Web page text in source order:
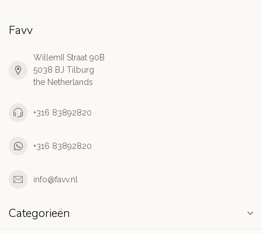
Favv
WillemII Straat 90B
5038 BJ Tilburg
the Netherlands
+316 83892820
+316 83892820
info@favv.nl
Categorieën